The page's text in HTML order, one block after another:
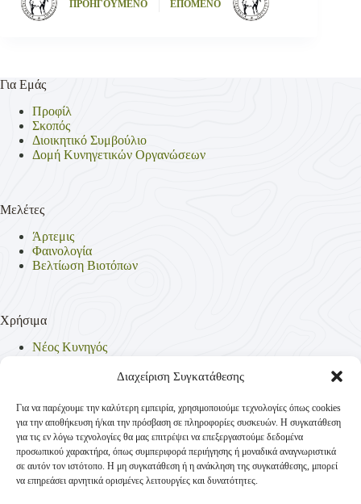
Διαχείριση Συγκατάθεσης
Για να παρέχουμε την καλύτερη εμπειρία, χρησιμοποιούμε τεχνολογίες όπως cookies
για την αποθήκευση ή/και την πρόσβαση σε πληροφορίες συσκευών. Η συγκατάθεση
για τις εν λόγω τεχνολογίες θα μας επιτρέψει να επεξεργαστούμε δεδομένα
προσωπικού χαρακτήρα, όπως συμπεριφορά περιήγησης ή μοναδικά αναγνωριστικά
σε αυτόν τον ιστότοπο. Η μη συγκατάθεση ή η ανάκληση της συγκατάθεσης, μπορεί
να επηρεάσει αρνητικά ορισμένες λειτουργίες και δυνατότητες.
ΠΡΟΗΓΟΥΜΕΝΟ ΕΠΟΜΕΝΟ
Για Εμάς
Προφίλ
Σκοπός
Διοικητικό Συμβούλιο
Δομή Κυνηγετικών Οργανώσεων
Μελέτες
Άρτεμις
Φαινολογία
Βελτίωση Βιοτόπων
Χρήσιμα
Νέος Κυνηγός
Νομοθεσία
Πολιτική Απορρήτου
Πολιτική Cookies (ΕΕ)
Επικοινωνία